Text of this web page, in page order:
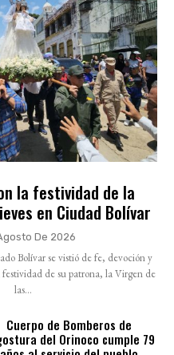
la festividad de la
en Ciudad Bolívar
De 2026
Bolívar se vistió de fe, devoción y
festividad de su patrona, la Virgen de
las...
Cuerpo de Bomberos de
del Orinoco cumple 79